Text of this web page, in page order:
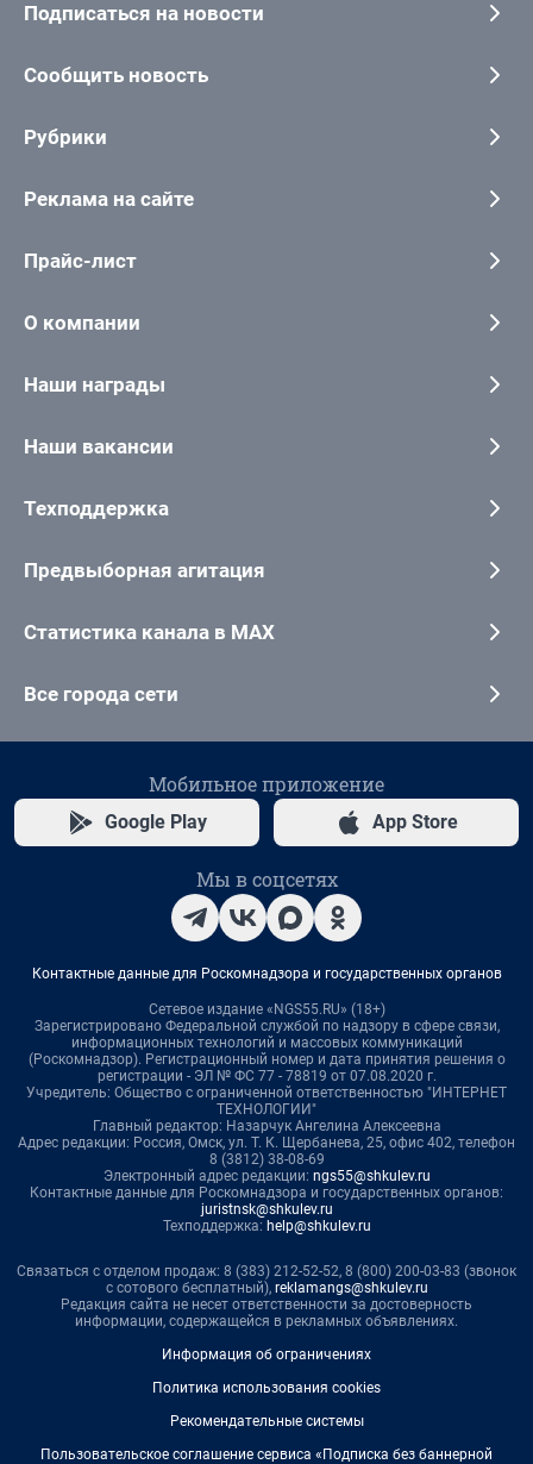
Подписаться на новости
Сообщить новость
Рубрики
Реклама на сайте
Прайс-лист
О компании
Наши награды
Наши вакансии
Техподдержка
Предвыборная агитация
Статистика канала в MAX
Все города сети
Мобильное приложение
Google Play App Store
Мы в соцсетях
Контактные данные для Роскомнадзора и государственных органов
Сетевое издание «NGS55.RU» (18+)
Зарегистрировано Федеральной службой по надзору в сфере связи,
информационных технологий и массовых коммуникаций
(Роскомнадзор). Регистрационный номер и дата принятия решения о
регистрации - ЭЛ № ФС 77 - 78819 от 07.08.2020 г.
Учредитель: Общество с ограниченной ответственностью "ИНТЕРНЕТ
ТЕХНОЛОГИИ"
Главный редактор: Назарчук Ангелина Алексеевна
Адрес редакции: Россия, Омск, ул. Т. К. Щербанева, 25, офис 402, телефон
8 (3812) 38-08-69
Электронный адрес редакции: ngs55@shkulev.ru
Контактные данные для Роскомнадзора и государственных органов:
juristnsk@shkulev.ru
Техподдержка: help@shkulev.ru
Связаться с отделом продаж: 8 (383) 212-52-52, 8 (800) 200-03-83 (звонок
с сотового бесплатный), reklamangs@shkulev.ru
Редакция сайта не несет ответственности за достоверность
информации, содержащейся в рекламных объявлениях.
Информация об ограничениях
Политика использования cookies
Рекомендательные системы
Пользовательское соглашение сервиса «Подписка без баннерной